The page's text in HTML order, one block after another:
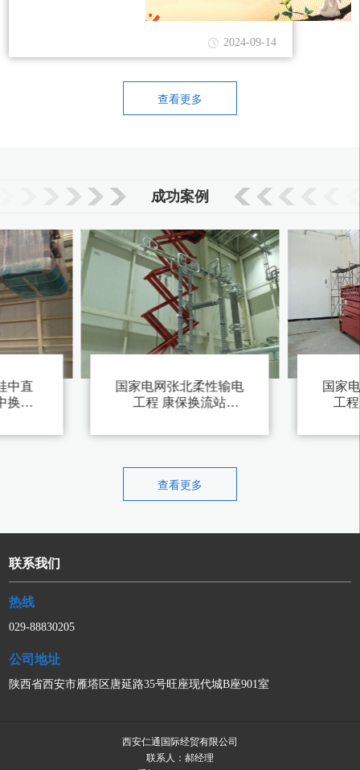
2024-09-14
查看更多
成功案例
中直
国家电网张北柔性输电
工程 康保换流站
国家
工程 北通道换
查看更多
联系我们
热线
029-88830205
公司地址
陕西省西安市雁塔区唐延路35号旺座现代城B座901室
西安仁通国际经贸有限公司
联系人：郝经理